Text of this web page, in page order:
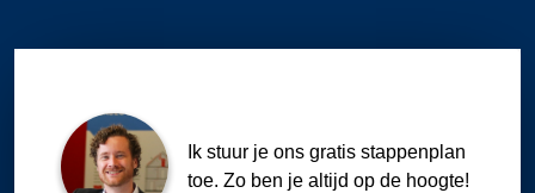
Ik stuur je ons gratis stappenplan
toe. Zo ben je altijd op de hoogte!